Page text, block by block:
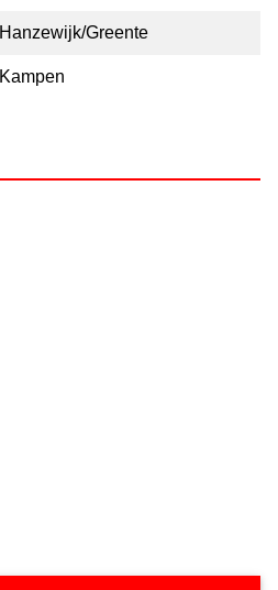
Hanzewijk/Greente
Kampen